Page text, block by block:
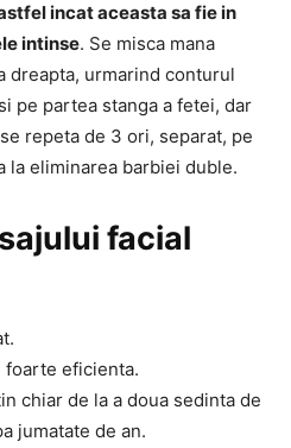
incat aceasta sa fie in
intinse. Se misca mana
dreapta, urmarind conturul
pe partea stanga a fetei, dar
repeta de 3 ori, separat, pe
la eliminarea barbiei duble.
facial
foarte eficienta.
chiar de la a doua sedinta de
jumatate de an.